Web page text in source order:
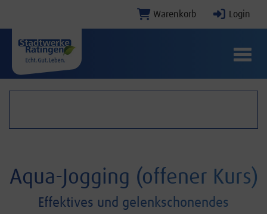
Warenkorb Login
Menü
Aqua-Jogging (offener Kurs)
Effektives und gelenkschonendes